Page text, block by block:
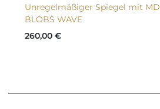
Unregelmäßiger Spiegel mit
BLOBS WAVE
260,00 €